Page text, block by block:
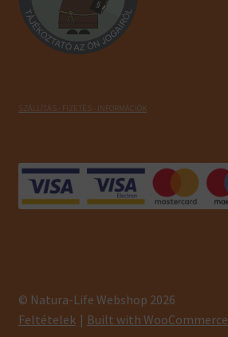
SZÁLLÍTÁS - FIZETÉS - INFORMÁCIÓK
© Natura-Life Webshop 2026
Feltételek
Built with WooCommerce